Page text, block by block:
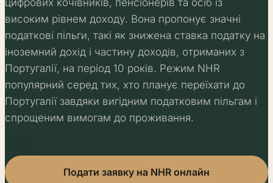
цифрових кочівників, пенсіонерів та осіб із
високим рівнем доходу. Вона пропонує значні
податкові пільги, такі як знижена ставка податку на
іноземний дохід і частину доходів, отриманих з
Португалії, на період 10 років. Режим NHR
популярний серед тих, хто планує переїхати до
Португалії завдяки вигідним податковим пільгам і
спрощеним вимогам до проживання.
Подати заявку на NHR онлайн